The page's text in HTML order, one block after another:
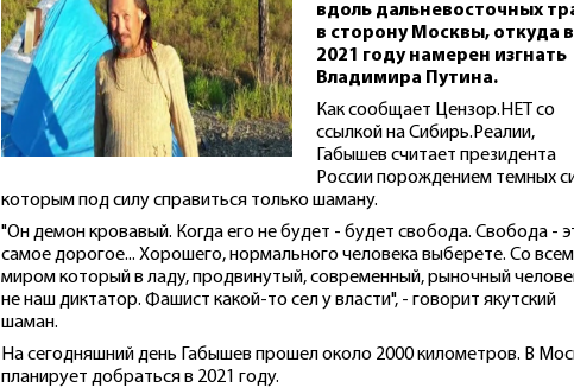
вдоль дальневосточных
в сторону Москвы, откуда в
2021 году намерен изгнать
Владимира Путина.
Как сообщает Цензор.НЕТ со
ссылкой на Сибирь.Реалии,
Габышев считает президента
России порождением темных
которым под силу справиться только шаману.
"Он демон кровавый. Когда его не будет - будет свобода. Свобода -
самое дорогое... Хорошего, нормального человека выберете. Со всем
миром который в ладу, продвинутый, современный, рыночный
не наш диктатор. Фашист какой-то сел у власти", - говорит якутский
шаман.
На сегодняшний день Габышев прошел около 2000 километров. В
планирует добраться в 2021 году.